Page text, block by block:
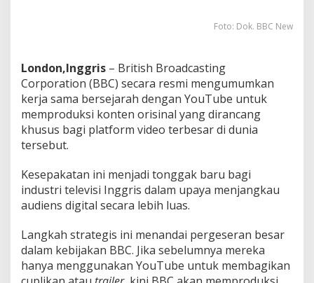
Foto: Dok. BBC New
London,Inggris – British Broadcasting
Corporation (BBC) secara resmi mengumumkan
kerja sama bersejarah dengan YouTube untuk
memproduksi konten orisinal yang dirancang
khusus bagi platform video terbesar di dunia
tersebut.
Kesepakatan ini menjadi tonggak baru bagi
industri televisi Inggris dalam upaya menjangkau
audiens digital secara lebih luas.
Langkah strategis ini menandai pergeseran besar
dalam kebijakan BBC. Jika sebelumnya mereka
hanya menggunakan YouTube untuk membagikan